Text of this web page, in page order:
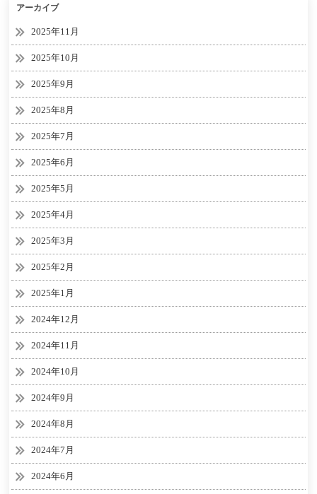
アーカイブ
2025年11月
2025年10月
2025年9月
2025年8月
2025年7月
2025年6月
2025年5月
2025年4月
2025年3月
2025年2月
2025年1月
2024年12月
2024年11月
2024年10月
2024年9月
2024年8月
2024年7月
2024年6月